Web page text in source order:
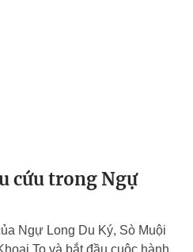
cứu trong Ngự
Ngự Long Du Ký, Sò Muội
To và bắt đầu cuộc hành